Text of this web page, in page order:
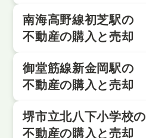
南海高野線初芝駅の
不動産の購入と売却
御堂筋線新金岡駅の
不動産の購入と売却
堺市立北八下小学校の
不動産の購入と売却